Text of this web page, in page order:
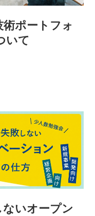
ポートフォ
いて
いオープン